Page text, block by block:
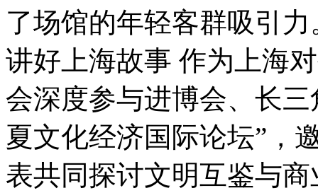
了场馆的年轻客群吸引
讲好上海故事 作为上海
会深度参与进博会、长
夏文化经济国际论坛”，
表共同探讨文明互鉴与